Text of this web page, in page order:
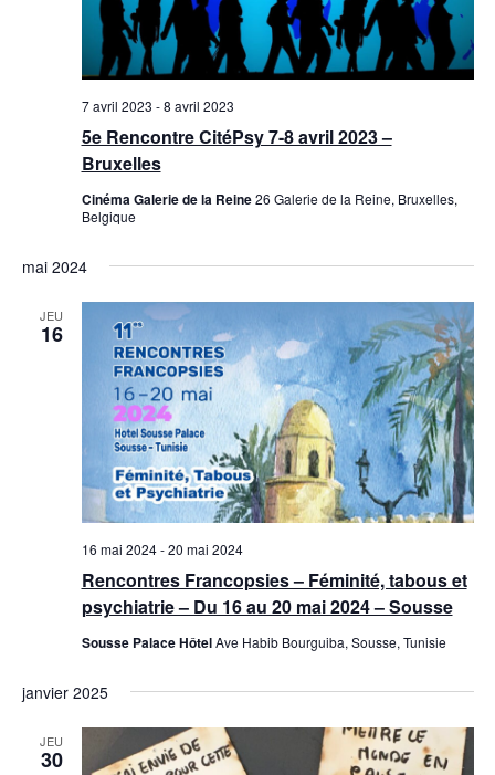
e
t
i
a
t
i
o
n
d
e
v
u
s
É
v
n
e
m
n
d
e
É
è
e
m
e
n
t
t
5e Rencontre CitéPsy 7-8 avril 2023 –
Bruxelles
7 avril 2023 -8 avril 2023
Cinéma Galerie de la Reine26 Galerie de la Reine, Bruxelles,
Belgique
mai 2024
JEU
16
Rencontres Francopsies – Féminité, tabous et
psychiatrie – Du 16 au 20 mai 2024 – Sousse
16 mai 2024-20 mai 2024
Sousse Palace HôtelAve Habib Bourguiba, Sousse, Tunisie
janvier 2025
JEU
30